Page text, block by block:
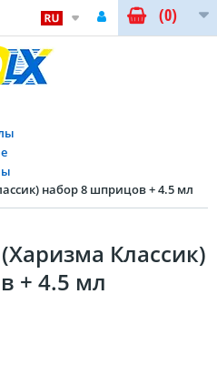
(0)
набор 8 шприцов + 4.5 мл
Классик)
+ 4.5 мл